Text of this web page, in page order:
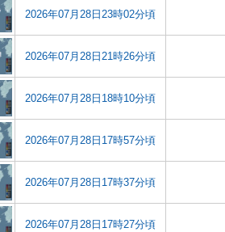
2026年07月28日23時02分頃
2026年07月28日21時26分頃
2026年07月28日18時10分頃
2026年07月28日17時57分頃
2026年07月28日17時37分頃
2026年07月28日17時27分頃